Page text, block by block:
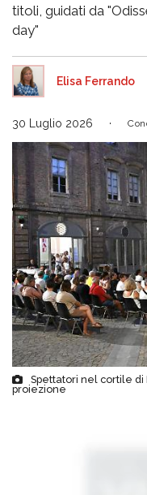
titoli, guidati da
day"
Elisa Ferrando
30 Luglio 2026
Spettatori nel cortile
proiezione